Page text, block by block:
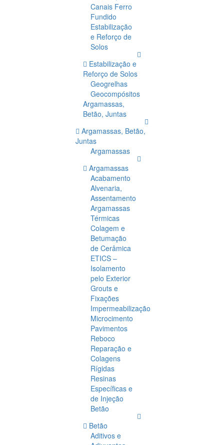
Canais Ferro
Fundido
Estabilização
e Reforço de
Solos
Estabilização e
Reforço de Solos
Geogrelhas
Geocompósitos
Argamassas,
Betão, Juntas
Argamassas, Betão,
Juntas
Argamassas
Argamassas
Acabamento
Alvenaria,
Assentamento
Argamassas
Térmicas
Colagem e
Betumação
de Cerâmica
ETICS –
Isolamento
pelo Exterior
Grouts e
Fixações
Impermeabilização
Microcimento
Pavimentos
Reboco
Reparação e
Colagens
Rígidas
Resinas
Específicas e
de Injeção
Betão
Betão
Aditivos e